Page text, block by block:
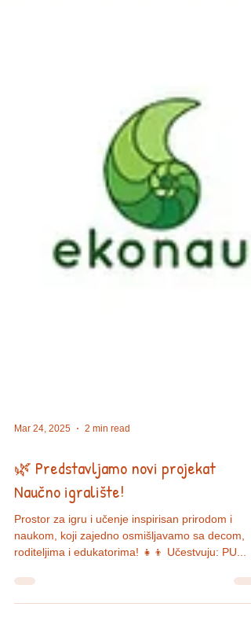
🌿 Predstavljamo novi projekat
Naučno igralište!
Prostor za igru i učenje inspirisan prirodom i
roditeljima i edukatorima! 👧👦 Učestvuju: PU...